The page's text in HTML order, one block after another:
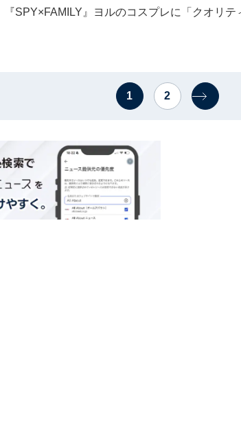
『SPY×FAMILY』ヨルのコスプレに「クオリテ
1 2